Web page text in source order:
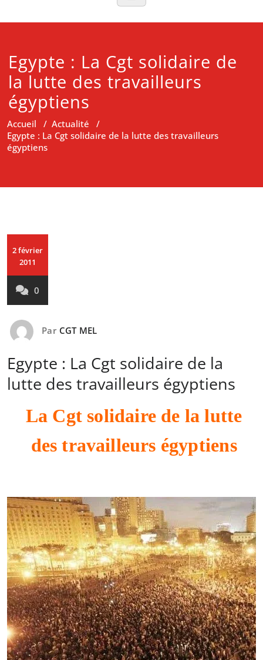
Egypte : La Cgt solidaire de
la lutte des travailleurs
égyptiens
Accueil / Actualité /
Egypte : La Cgt solidaire de la lutte des travailleurs
égyptiens
2 février
2011
0
Par CGT MEL
Egypte : La Cgt solidaire de la
lutte des travailleurs égyptiens
La Cgt solidaire de la lutte
des travailleurs égyptiens